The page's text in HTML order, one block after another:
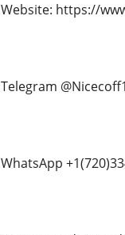
Website: https://
Telegram
WhatsApp